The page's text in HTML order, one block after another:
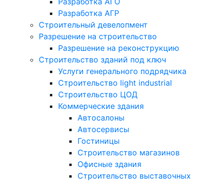
Разработка АГР
Строительный девелопмент
Разрешение на строительство
Разрешение на реконструкцию
Строительство зданий под ключ
Услуги генерального подрядчика
Строительство light industrial
Строительство ЦОД
Коммерческие здания
Автосалоны
Автосервисы
Гостиницы
Строительство магазинов
Офисные здания
Строительство выставочных